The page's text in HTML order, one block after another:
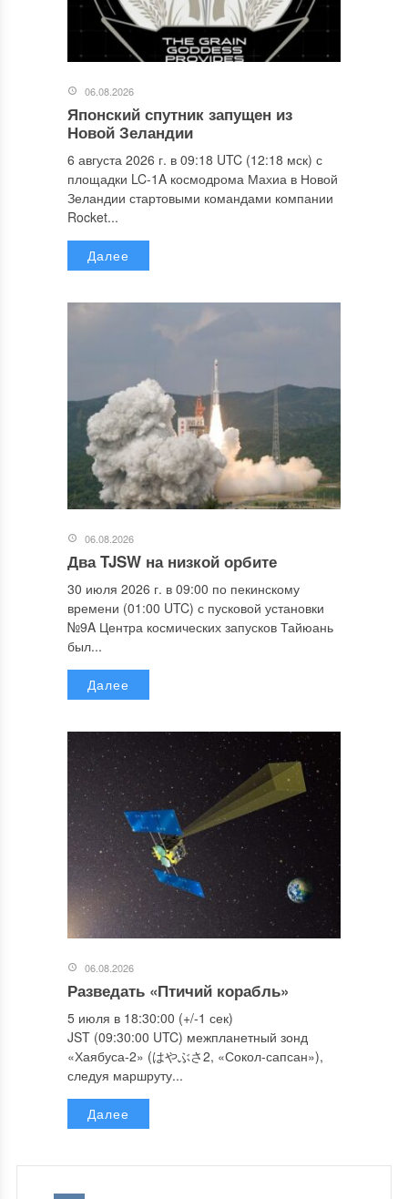
06.08.2026
Японский спутник запущен из
Новой Зеландии
6 августа 2026 г. в 09:18 UTC (12:18 мск) с
площадки LC-1A космодрома Махиа в Новой
Зеландии стартовыми командами компании
Rocket...
Далее
06.08.2026
Два TJSW на низкой орбите
30 июля 2026 г. в 09:00 по пекинскому
времени (01:00 UTC) с пусковой установки
№9A Центра космических запусков Тайюань
был...
Далее
06.08.2026
Разведать «Птичий корабль»
5 июля в 18:30:00 (+/-1 сек)
JST (09:30:00 UTC) межпланетный зонд
«Хаябуса-2» (はやぶさ2, «Сокол-сапсан»),
следуя маршруту...
Далее